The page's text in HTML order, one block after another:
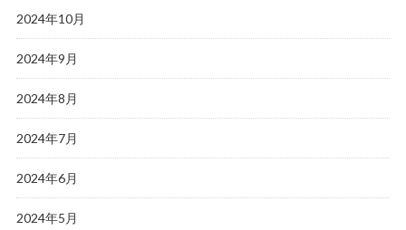
2024年10月
2024年9月
2024年8月
2024年7月
2024年6月
2024年5月